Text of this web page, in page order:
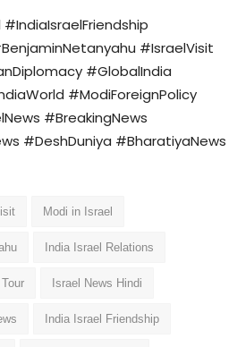
#IsraelVisit
#GlobalIndia
#ModiForeignPolicy
#BreakingNews
#DeshDuniya #BharatiyaNews
Modi in Israel
India Israel Relations
Israel News Hindi
India Israel Friendship